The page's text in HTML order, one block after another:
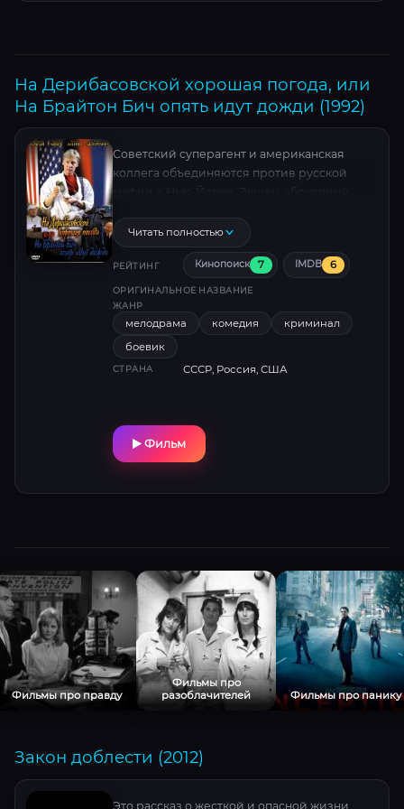
На Дерибасовской хорошая погода, или
На Брайтон Бич опять идут дожди (1992)
Советский суперагент и американская
коллега объединяются против русской
СССР. Последний фильм Леонида Гайдая с
Дмитрием Харатьяном в главной роли .
Читать полностью
РЕЙТИНГ Кинопоиск 7 IMDB 6
ОРИГИНАЛЬНОЕ НАЗВАНИЕ
ЖАНР
мелодрама комедия
криминал
боевик
СТРАНА СССР, Россия, США
Фильм
Фильмы про правду
Фильмы про
разоблачителей
Фильмы про панику
Закон доблести (2012)
Это рассказ о жесткой и опасной жизни